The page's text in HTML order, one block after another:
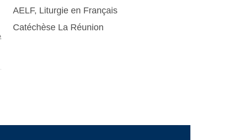
AELF, Liturgie en Français
Catéchèse La Réunion